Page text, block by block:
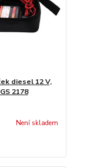
diesel 12 V,
2178
Není skladem